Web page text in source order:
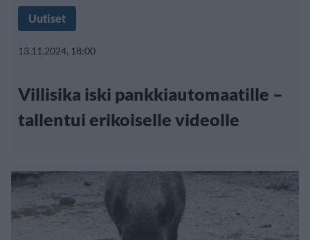
Uutiset
13.11.2024, 18:00
Villisika iski pankkiautomaatille –
tallentui erikoiselle videolle